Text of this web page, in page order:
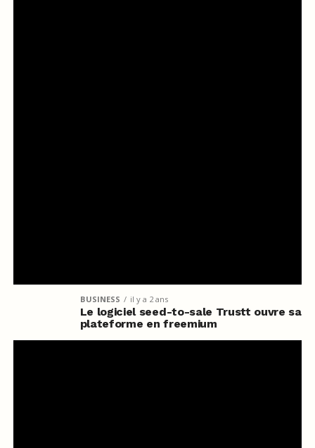
BUSINESS il y a 2 ans
Le logiciel seed-to-sale Trustt ouvre sa
plateforme en freemium